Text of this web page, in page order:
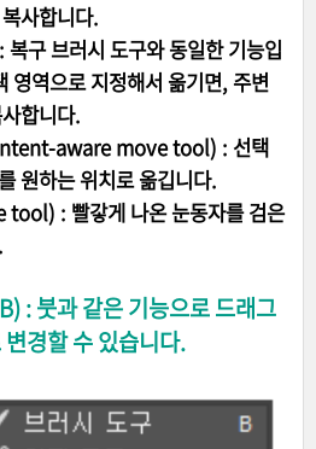
사합니다.
구 브러시 도구와 동일한 기능입
영역으로 지정해서 옮기면, 주변
합니다.
aware move tool) : 선택
원하는 위치로 옮깁니다.
tool) : 빨갛게 나온 눈동자를 검은
: 붓과 같은 기능으로 드래그
경할 수 있습니다.